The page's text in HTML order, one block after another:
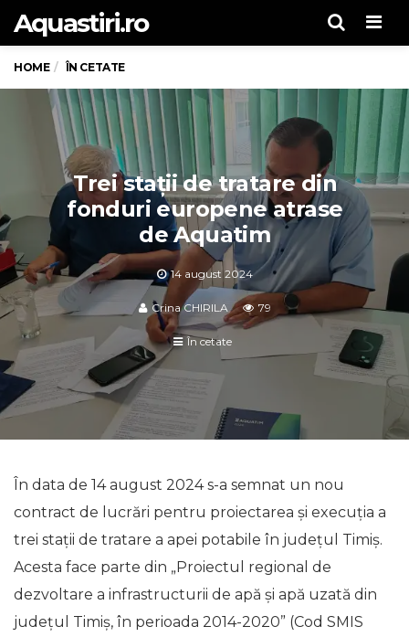
Aquastiri.ro
HOME ÎN CETATE
Trei stații de tratare din
fonduri europene atrase
de Aquatim
14 august 2024
Crina CHIRILA 79
În cetate
În data de 14 august 2024 s-a semnat un nou
contract de lucrări pentru proiectarea și execuția a
trei stații de tratare a apei potabile în județul Timiș.
Acesta face parte din „Proiectul regional de
dezvoltare a infrastructurii de apă și apă uzată din
județul Timiș, în perioada 2014-2020” (Cod SMIS